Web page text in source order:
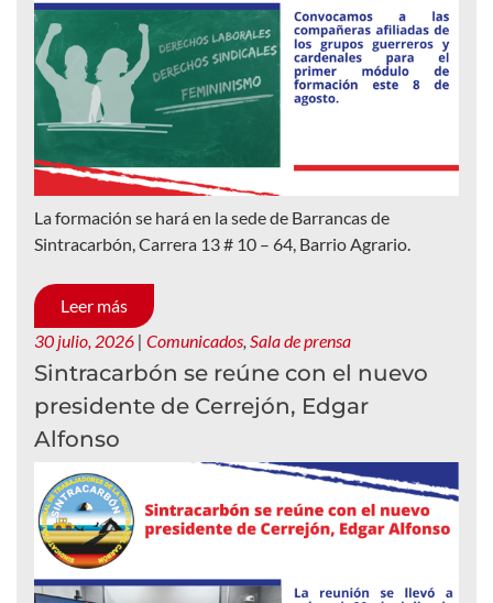
La formación se hará en la sede de Barrancas de
Sintracarbón, Carrera 13 # 10 – 64, Barrio Agrario.
Leer más
30 julio, 2026 | Comunicados Sala de prensa
Sintracarbón se reúne con el nuevo
presidente de Cerrejón, Edgar
Alfonso